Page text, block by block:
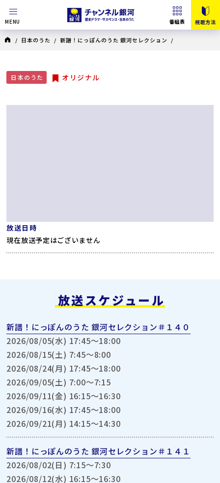
MENU 番組表 視聴方法
/ 日本のうた / 新譜！にっぽんのうた 銀河セレクション /
日本のうた オリジナル
放送日時
現在放送予定はございません
放送スケジュール
新譜！にっぽんのうた 銀河セレクション＃１４０
2026/08/05(水) 17:45〜18:00
2026/08/15(土) 7:45〜8:00
2026/08/24(月) 17:45〜18:00
2026/09/05(土) 7:00〜7:15
2026/09/11(金) 16:15〜16:30
2026/09/16(水) 17:45〜18:00
2026/09/21(月) 14:15〜14:30
新譜！にっぽんのうた 銀河セレクション＃１４１
2026/08/02(日) 7:15〜7:30
2026/08/12(水) 16:15〜16:30